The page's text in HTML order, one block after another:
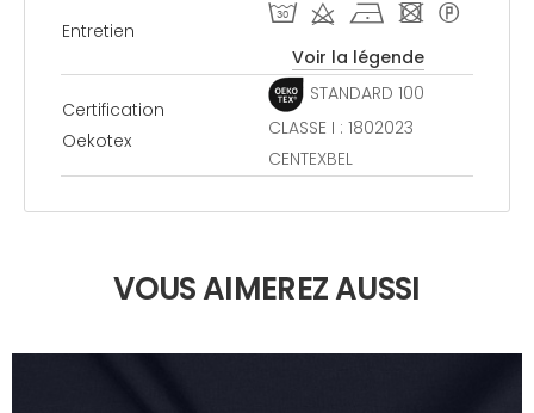
Entretien
T d h - *
Voir la légende
Certification
Oekotex
STANDARD 100
CLASSE I : 1802023
CENTEXBEL
VOUS AIMEREZ AUSSI